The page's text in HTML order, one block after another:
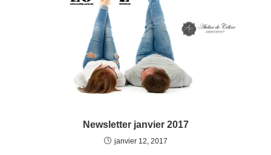
Newsletter janvier 2017
janvier 12, 2017